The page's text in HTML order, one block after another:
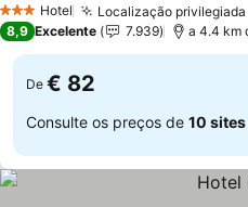
3 EstrelasHotel Localização
8,9 Excelente 7.939 a 4.4 km
De € 82
Consulte os preços de 10 sites